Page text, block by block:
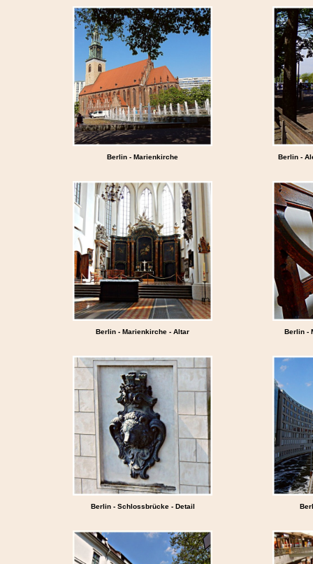
Berlin - Marienkirche Berlin -
Berlin - Marienkirche - Altar Berlin -
Berlin - Schlossbrücke - Detail